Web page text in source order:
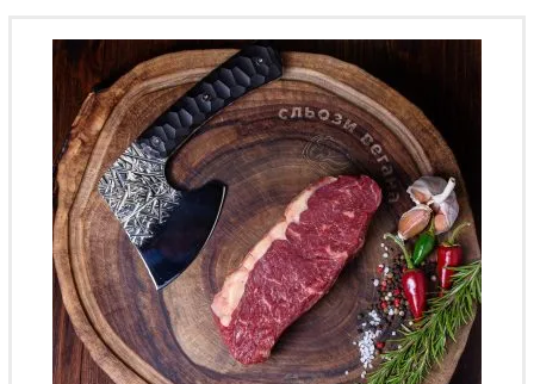
можна
на
сторінці
товару